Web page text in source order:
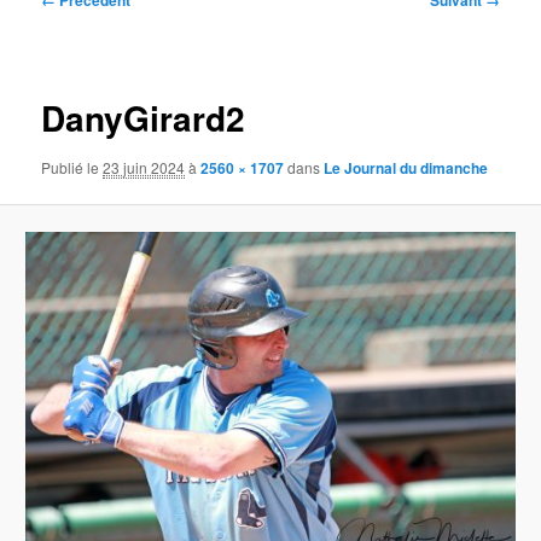
DanyGirard2
Publié le23 juin 2024à2560 × 1707dans Le Journal du dimanche